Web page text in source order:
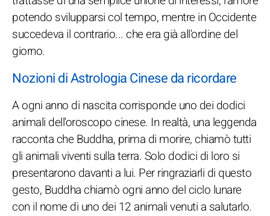
potendo svilupparsi col tempo, mentre in Occidente
succedeva il contrario... che era già all'ordine del
giorno.
Nozioni di Astrologia Cinese da ricordare
A ogni anno di nascita corrisponde uno dei dodici
animali dell'oroscopo cinese. In realtà, una leggenda
racconta che Buddha, prima di morire, chiamò tutti
gli animali viventi sulla terra. Solo dodici di loro si
presentarono davanti a lui. Per ringraziarli di questo
gesto, Buddha chiamò ogni anno del ciclo lunare
con il nome di uno dei 12 animali venuti a salutarlo.